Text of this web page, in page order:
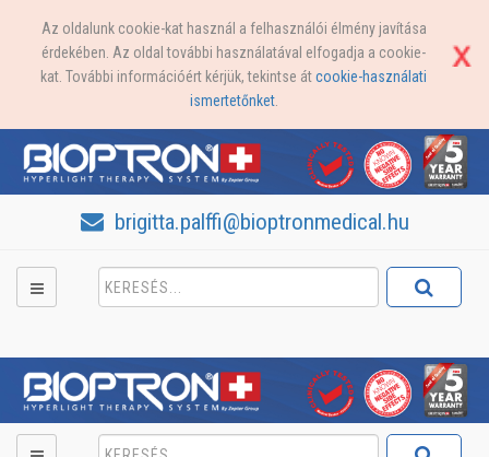
Az oldalunk cookie-kat használ a felhasználói élmény javítása
érdekében. Az oldal további használatával elfogadja a cookie-
kat. További információért kérjük, tekintse átcookie-használati
ismertetőnket.
brigitta.palffi@bioptronmedical.hu